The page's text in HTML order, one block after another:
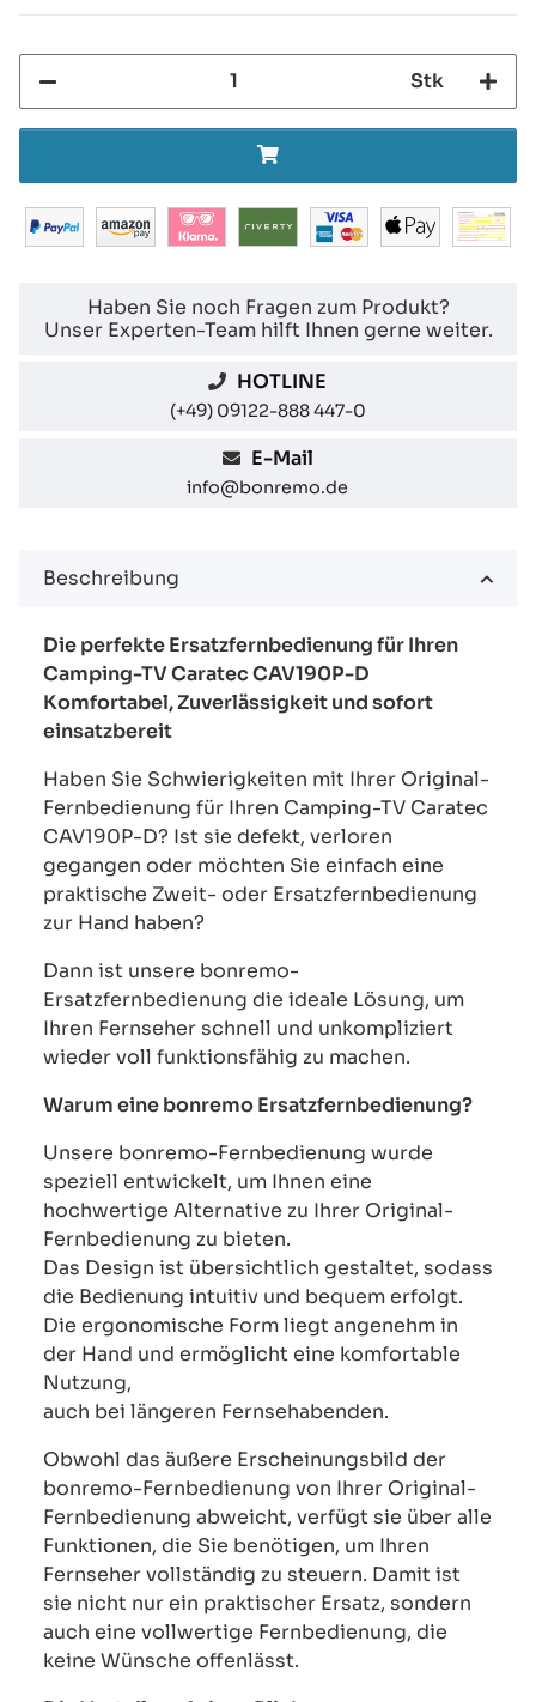
Stk
Haben Sie noch Fragen zum Produkt?
Unser Experten-Team hilft Ihnen gerne weiter.
HOTLINE
(+49) 09122-888 447-0
E-Mail
info@bonremo.de
Beschreibung
Die perfekte Ersatzfernbedienung für Ihren
Camping-TV Caratec CAV190P-D
Komfortabel, Zuverlässigkeit und sofort
einsatzbereit
Haben Sie Schwierigkeiten mit Ihrer Original-
Fernbedienung für Ihren Camping-TV Caratec
CAV190P-D? Ist sie defekt, verloren
gegangen oder möchten Sie einfach eine
praktische Zweit- oder Ersatzfernbedienung
zur Hand haben?
Dann ist unsere bonremo-
Ersatzfernbedienung die ideale Lösung, um
Ihren Fernseher schnell und unkompliziert
wieder voll funktionsfähig zu machen.
Warum eine bonremo Ersatzfernbedienung?
Unsere bonremo-Fernbedienung wurde
speziell entwickelt, um Ihnen eine
hochwertige Alternative zu Ihrer Original-
Fernbedienung zu bieten.
Das Design ist übersichtlich gestaltet, sodass
die Bedienung intuitiv und bequem erfolgt.
Die ergonomische Form liegt angenehm in
der Hand und ermöglicht eine komfortable
Nutzung,
auch bei längeren Fernsehabenden.
Obwohl das äußere Erscheinungsbild der
bonremo-Fernbedienung von Ihrer Original-
Fernbedienung abweicht, verfügt sie über alle
Funktionen, die Sie benötigen, um Ihren
Fernseher vollständig zu steuern. Damit ist
sie nicht nur ein praktischer Ersatz, sondern
auch eine vollwertige Fernbedienung, die
keine Wünsche offenlässt.